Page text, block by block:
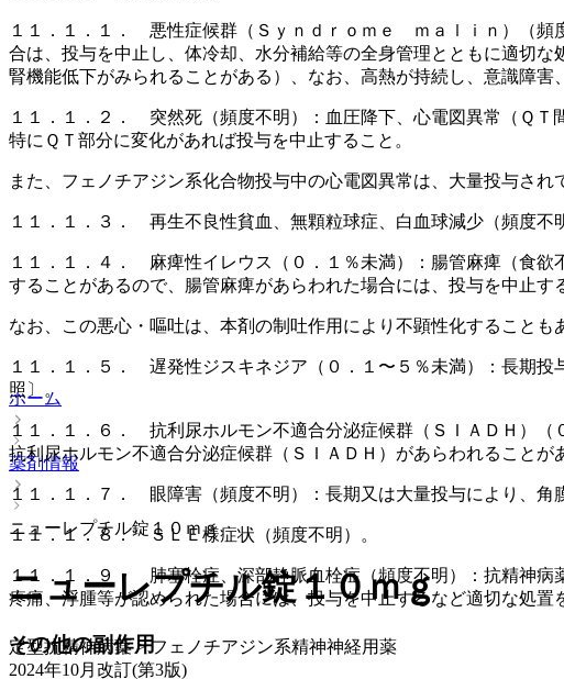
１１．１．１． 悪性症候群（Ｓｙｎｄｒｏｍｅ ｍａｌｉｎ）（頻
合は、投与を中止し、体冷却、水分補給等の全身管理とともに適切
腎機能低下がみられることがある）、なお、高熱が持続し、意識障
１１．１．２． 突然死（頻度不明）：血圧降下、心電図異常（ＱＴ
特にＱＴ部分に変化があれば投与を中止すること。
また、フェノチアジン系化合物投与中の心電図異常は、大量投与され
１１．１．３． 再生不良性貧血、無顆粒球症、白血球減少（頻度不
１１．１．４． 麻痺性イレウス（０．１％未満）：腸管麻痺（食
することがあるので、腸管麻痺があらわれた場合には、投与を中止す
なお、この悪心・嘔吐は、本剤の制吐作用により不顕性化することも
１１．１．５． 遅発性ジスキネジア（０．１〜５％未満）：長期
照〕。
１１．１．６． 抗利尿ホルモン不適合分泌症候群（ＳＩＡＤＨ）（
抗利尿ホルモン不適合分泌症候群（ＳＩＡＤＨ）があらわれること
１１．１．７． 眼障害（頻度不明）：長期又は大量投与により、角
１１．１．８． ＳＬＥ様症状（頻度不明）。
１１．１．９． 肺塞栓症、深部静脈血栓症（頻度不明）：抗精神
疼痛、浮腫等が認められた場合には、投与を中止するなど適切な処置
その他の副作用
ホーム
薬剤情報
ニューレプチル錠１０ｍｇ
ニューレプチル錠１０ｍｇ
定型抗精神病薬 > フェノチアジン系精神神経用薬
2024年10月改訂(第3版)